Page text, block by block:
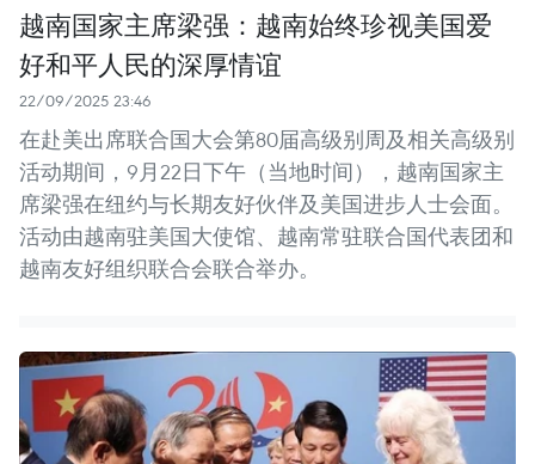
越南国家主席梁强：越南始终珍视美国爱
好和平人民的深厚情谊
22/09/2025 23:46
在赴美出席联合国大会第80届高级别周及相关高级别
活动期间，9月22日下午（当地时间），越南国家主
席梁强在纽约与长期友好伙伴及美国进步人士会面。
活动由越南驻美国大使馆、越南常驻联合国代表团和
越南友好组织联合会联合举办。